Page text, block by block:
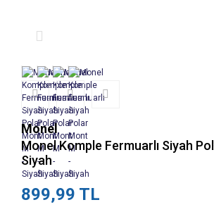
Monel
Monel Komple Fermuarlı Siyah
Siyah
899,99 TL